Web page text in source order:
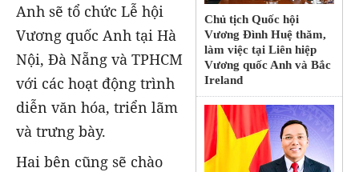
Chủ tịch Quốc hội
Vương Đình Huệ thăm,
làm việc tại Liên hiệp
Vương quốc Anh và Bắc
Ireland
Anh sẽ tổ chức Lễ hội
Vương quốc Anh tại Hà
Nội, Đà Nẵng và TPHCM
với các hoạt động trình
diễn văn hóa, triển lãm
và trưng bày.
Hai bên cũng sẽ chào